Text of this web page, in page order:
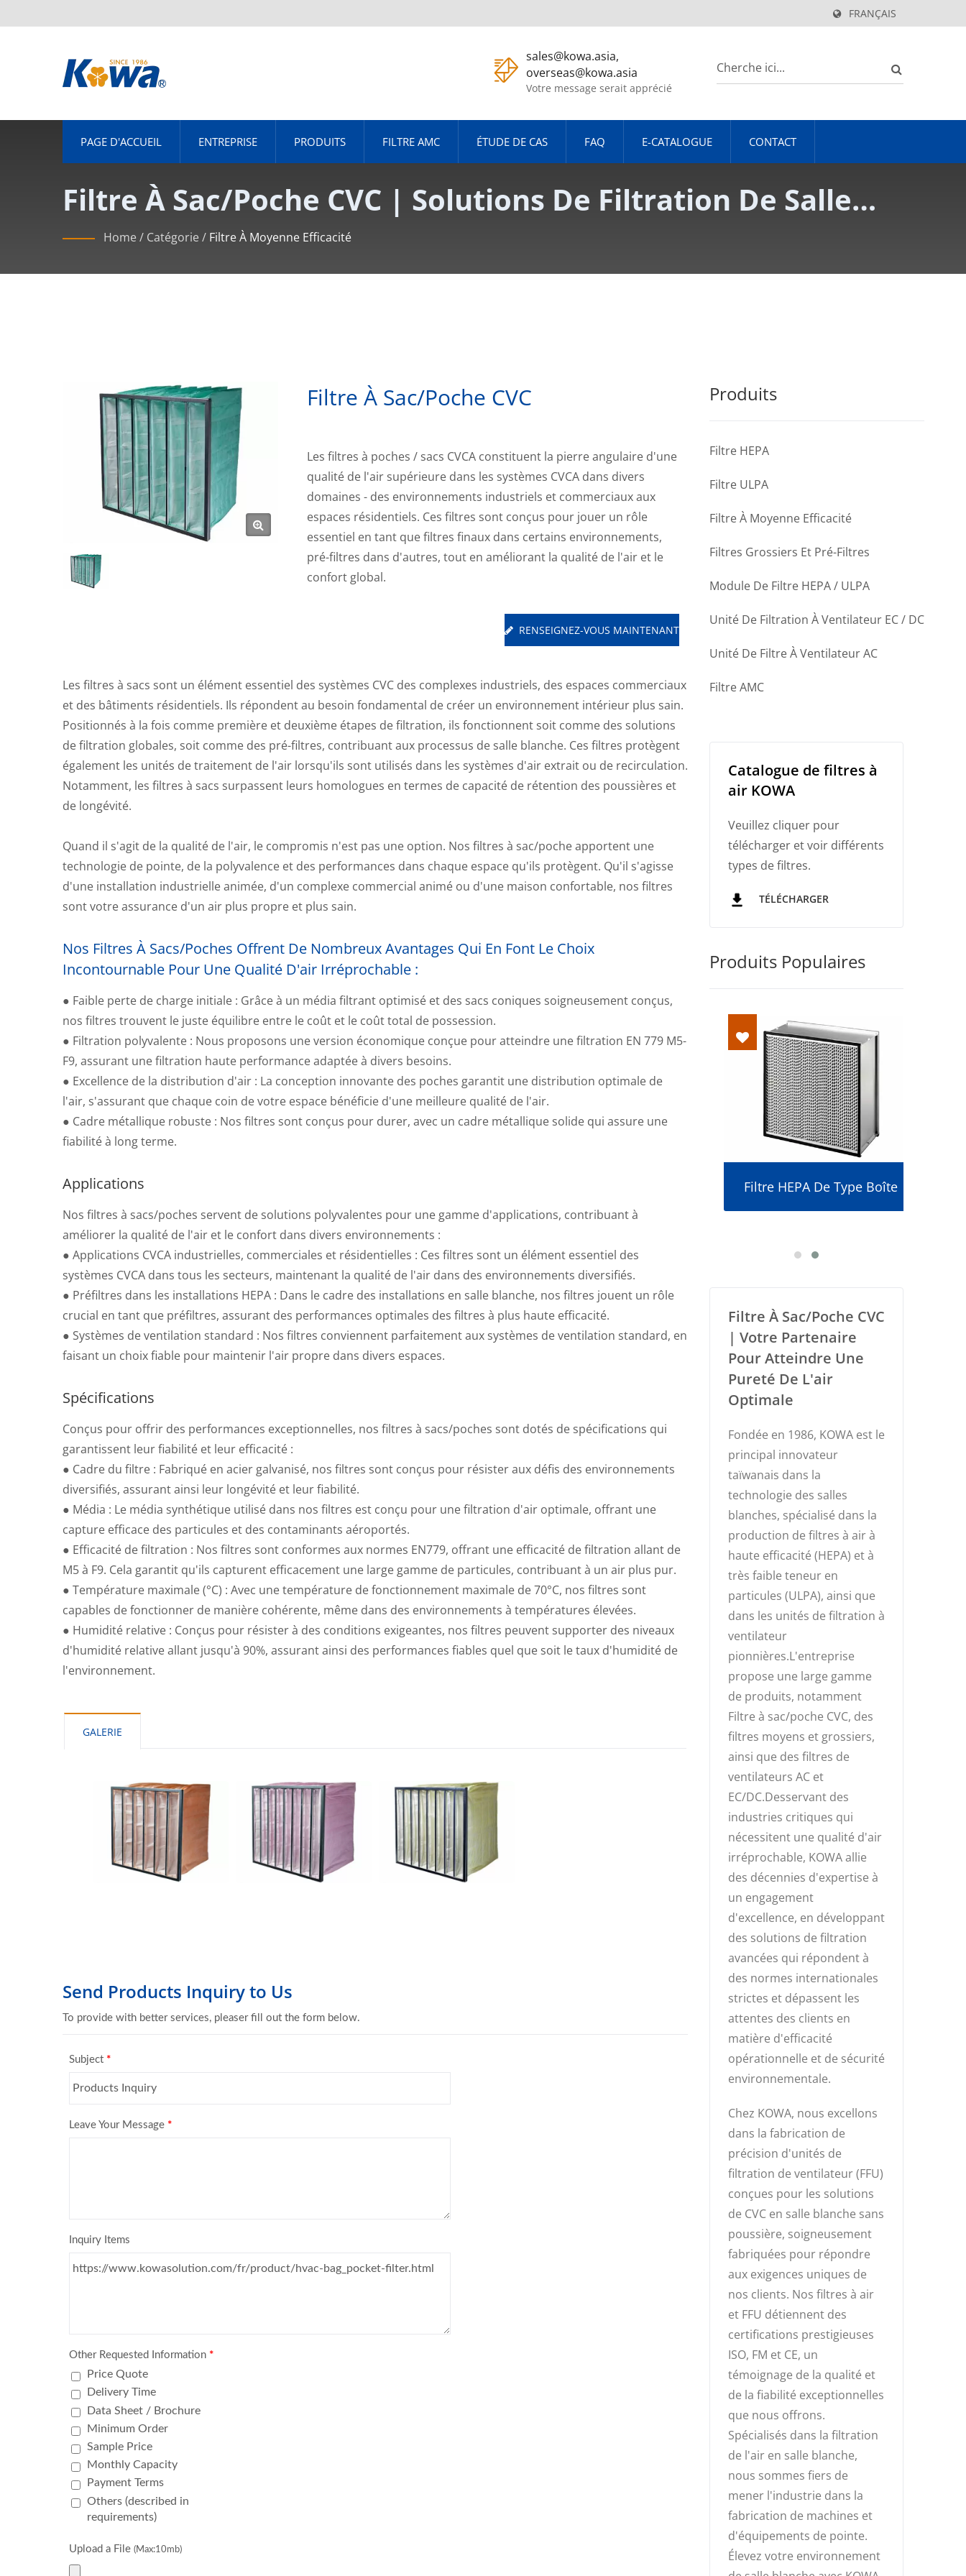
FRANÇAIS
sales@kowa.asia,
overseas@kowa.asia
Votre message serait apprécié
PAGE D'ACCUEIL ENTREPRISE PRODUITS FILTRE AMC ÉTUDE DE CAS FAQ E-CATALOGUE CONTACT
Filtre À Sac/poche CVC | Solutions De Filtration De Salle
Blanche De Pointe KOWA
Home/ Catégorie/ Filtre À Moyenne Efficacité
Filtre À Sac/poche CVC
Les filtres à poches / sacs CVCA constituent la pierre angulaire d'une
qualité de l'air supérieure dans les systèmes CVCA dans divers
domaines - des environnements industriels et commerciaux aux
espaces résidentiels. Ces filtres sont conçus pour jouer un rôle
essentiel en tant que filtres finaux dans certains environnements,
pré-filtres dans d'autres, tout en améliorant la qualité de l'air et le
confort global.
RENSEIGNEZ-VOUS MAINTENANT
Les filtres à sacs sont un élément essentiel des systèmes CVC des complexes industriels, des espaces commerciaux
et des bâtiments résidentiels. Ils répondent au besoin fondamental de créer un environnement intérieur plus sain.
Positionnés à la fois comme première et deuxième étapes de filtration, ils fonctionnent soit comme des solutions
de filtration globales, soit comme des pré-filtres, contribuant aux processus de salle blanche. Ces filtres protègent
également les unités de traitement de l'air lorsqu'ils sont utilisés dans les systèmes d'air extrait ou de recirculation.
Notamment, les filtres à sacs surpassent leurs homologues en termes de capacité de rétention des poussières et
de longévité.
Quand il s'agit de la qualité de l'air, le compromis n'est pas une option. Nos filtres à sac/poche apportent une
technologie de pointe, de la polyvalence et des performances dans chaque espace qu'ils protègent. Qu'il s'agisse
d'une installation industrielle animée, d'un complexe commercial animé ou d'une maison confortable, nos filtres
sont votre assurance d'un air plus propre et plus sain.
Nos Filtres À Sacs/poches Offrent De Nombreux Avantages Qui En Font Le Choix
Incontournable Pour Une Qualité D'air Irréprochable :
● Faible perte de charge initiale : Grâce à un média filtrant optimisé et des sacs coniques soigneusement conçus,
nos filtres trouvent le juste équilibre entre le coût et le coût total de possession.
● Filtration polyvalente : Nous proposons une version économique conçue pour atteindre une filtration EN 779 M5-
F9, assurant une filtration haute performance adaptée à divers besoins.
● Excellence de la distribution d'air : La conception innovante des poches garantit une distribution optimale de
l'air, s'assurant que chaque coin de votre espace bénéficie d'une meilleure qualité de l'air.
● Cadre métallique robuste : Nos filtres sont conçus pour durer, avec un cadre métallique solide qui assure une
fiabilité à long terme.
Applications
Nos filtres à sacs/poches servent de solutions polyvalentes pour une gamme d'applications, contribuant à
améliorer la qualité de l'air et le confort dans divers environnements :
● Applications CVCA industrielles, commerciales et résidentielles : Ces filtres sont un élément essentiel des
systèmes CVCA dans tous les secteurs, maintenant la qualité de l'air dans des environnements diversifiés.
● Préfiltres dans les installations HEPA : Dans le cadre des installations en salle blanche, nos filtres jouent un rôle
crucial en tant que préfiltres, assurant des performances optimales des filtres à plus haute efficacité.
● Systèmes de ventilation standard : Nos filtres conviennent parfaitement aux systèmes de ventilation standard, en
faisant un choix fiable pour maintenir l'air propre dans divers espaces.
Spécifications
Conçus pour offrir des performances exceptionnelles, nos filtres à sacs/poches sont dotés de spécifications qui
garantissent leur fiabilité et leur efficacité :
● Cadre du filtre : Fabriqué en acier galvanisé, nos filtres sont conçus pour résister aux défis des environnements
diversifiés, assurant ainsi leur longévité et leur fiabilité.
● Média : Le média synthétique utilisé dans nos filtres est conçu pour une filtration d'air optimale, offrant une
capture efficace des particules et des contaminants aéroportés.
● Efficacité de filtration : Nos filtres sont conformes aux normes EN779, offrant une efficacité de filtration allant de
M5 à F9. Cela garantit qu'ils capturent efficacement une large gamme de particules, contribuant à un air plus pur.
● Température maximale (°C) : Avec une température de fonctionnement maximale de 70°C, nos filtres sont
capables de fonctionner de manière cohérente, même dans des environnements à températures élevées.
● Humidité relative : Conçus pour résister à des conditions exigeantes, nos filtres peuvent supporter des niveaux
d'humidité relative allant jusqu'à 90%, assurant ainsi des performances fiables quel que soit le taux d'humidité de
l'environnement.
GALERIE
Produits
Filtre HEPA
Filtre ULPA
Filtre À Moyenne Efficacité
Filtres Grossiers Et Pré-Filtres
Module De Filtre HEPA / ULPA
Unité De Filtration À Ventilateur EC / DC
Unité De Filtre À Ventilateur AC
Filtre AMC
Catalogue de filtres à
air KOWA
Veuillez cliquer pour
télécharger et voir différents
types de filtres.
TÉLÉCHARGER
Produits Populaires
Module HEPA Remplaçable
Côté Pièce
Côté Pièce
Filtre HEPA De Type Boîte
Filtre À Sac/poche CVC
| Votre Partenaire
Pour Atteindre Une
Pureté De L'air
Optimale
Fondée en 1986, KOWA est le
principal innovateur
taïwanais dans la
technologie des salles
blanches, spécialisé dans la
production de filtres à air à
haute efficacité (HEPA) et à
très faible teneur en
particules (ULPA), ainsi que
dans les unités de filtration à
ventilateur
pionnières.L'entreprise
propose une large gamme
de produits, notamment
Filtre à sac/poche CVC, des
filtres moyens et grossiers,
ainsi que des filtres de
ventilateurs AC et
EC/DC.Desservant des
industries critiques qui
nécessitent une qualité d'air
irréprochable, KOWA allie
des décennies d'expertise à
un engagement
d'excellence, en développant
des solutions de filtration
avancées qui répondent à
des normes internationales
strictes et dépassent les
attentes des clients en
matière d'efficacité
opérationnelle et de sécurité
environnementale.
Chez KOWA, nous excellons
dans la fabrication de
précision d'unités de
filtration de ventilateur (FFU)
conçues pour les solutions
de CVC en salle blanche sans
poussière, soigneusement
fabriquées pour répondre
aux exigences uniques de
nos clients. Nos filtres à air
et FFU détiennent des
certifications prestigieuses
ISO, FM et CE, un
témoignage de la qualité et
de la fiabilité exceptionnelles
que nous offrons.
Spécialisés dans la filtration
de l'air en salle blanche,
nous sommes fiers de
mener l'industrie dans la
fabrication de machines et
d'équipements de pointe.
Élevez votre environnement